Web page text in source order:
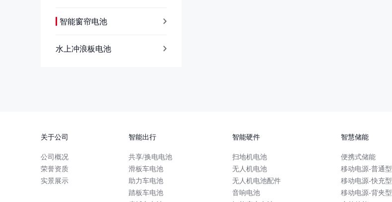
智能窗帘电池
水上冲浪板电池
关于公司
公司概况
荣誉资质
实景展示
智能出行
共享/换电电池
滑板车电池
助力车电池
踏板车电池
智能硬件
扫地机电池
无人机电池
无人机电池配件
音响电池
智慧储能
便携式储能
移动电源-普通型
移动电源-快充型
移动电源-背夹型